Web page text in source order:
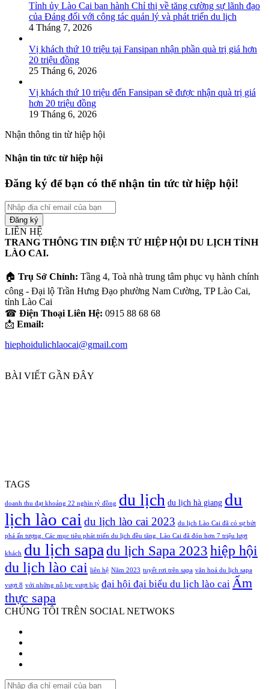
Tỉnh ủy Lào Cai ban hành Chỉ thị về tăng cường sự lãnh đạo
của Đảng đối với công tác quản lý và phát triển du lịch
4 Tháng 7, 2026
Vị khách thứ 10 triệu tại Fansipan nhận phần quà trị giá hơn
20 triệu đồng
25 Tháng 6, 2026
Vị khách thứ 10 triệu đến Fansipan sẽ được nhận quà trị giá
hơn 20 triệu đồng
19 Tháng 6, 2026
Nhận thông tin từ hiệp hội
Nhận tin tức từ hiệp hội
Đăng ký để bạn có thể nhận tin tức từ hiệp hội!
Nhập
địa
chỉ
email
của
bạn
LIÊN HỆ
TRANG THÔNG TIN ĐIỆN TỬ HIỆP HỘI DU LỊCH TỈNH
LÀO CAI.
🏠 Trụ Sở Chính: Tầng 4, Toà nhà trung tâm phục vụ hành chính
công - Đại lộ Trần Hưng Đạo phường Nam Cường, TP Lào Cai,
tỉnh Lào Cai
☎ Điện Thoại Liên Hệ: 0915 88 68 68
📩 Email:
hiephoidulichlaocai@gmail.com
BÀI VIẾT GẦN ĐÂY
TAGS
doanh thu đạt khoảng 22 nghìn tỷ đồng du lịch du lịch hà giang du
lịch lào cai du lịch lào cai 2023 du lịch Lào Cai đã có sự bứt
phá ấn tượng. Các mục tiêu phát triển du lịch đều tăng. Lào Cai đã đón hơn 7 triệu lượt
khách du lịch sapadu lịch Sapa 2023 hiệp hội
du lịch lào cai liên hệ Năm 2023 tuyết rơi trên sapa văn hoá du lịch sapa
vượt 8 với những nỗ lực vượt bậc đại hội đại biểu du lịch lào cai Ẩm
thực sapa
CHÚNG TÔI TRÊN SOCIAL NETWOKS
Nhập